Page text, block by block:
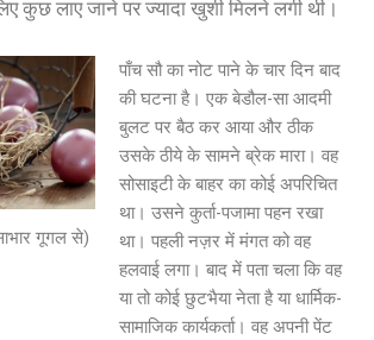
कुछ लाए जाने पर ज्यादा खुशी मिलने लगी थी।
गूगल से)
पाँच सौ का नोट पाने के चार दिन बाद
की घटना है। एक बेडौल-सा आदमी
बुलट पर बैठ कर आया और ठीक
उसके ठीये के सामने ब्रेक मारा। वह
सोसाइटी के बाहर का कोई अपरिचित
था। उसने कुर्ता-पजामा पहन रखा
था। पहली नज़र में मंगत को वह
हलवाई लगा। बाद में पता चला कि वह
या तो कोई छुटभैया नेता है या धार्मिक-
सामाजिक कार्यकर्ता। वह अपनी पेंट